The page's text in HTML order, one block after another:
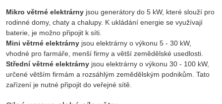
Mikro větrné elektrárny jsou generátory do 5 kW, které slouží pro
rodinné domy, chaty a chalupy. K ukládání energie se využívají
baterie, je možno připojit k síti.
Mini větrné elektrárny jsou elektrárny o výkonu 5 - 30 kW,
vhodné pro farmáře, menší firmy a větší zemědělské usedlosti.
Střední větrné elektrárny jsou elektrárny o výkonu 30 - 100 kW,
určené větším firmám a rozsáhlým zemědělským podnikům. Tato
zařízení je nutné připojit do veřejné sítě.